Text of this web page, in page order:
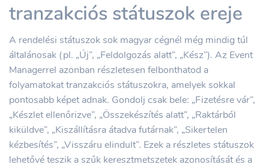
tranzakciós státuszok ereje
A rendelési státuszok sok magyar cégnél még mindig túl
általánosak (pl. „Új”, „Feldolgozás alatt”, „Kész”). Az Event
Managerrel azonban részletesen felbonthatod a
folyamatokat tranzakciós státuszokra, amelyek sokkal
pontosabb képet adnak. Gondolj csak bele: „Fizetésre vár”,
„Készlet ellenőrizve”, „Összekészítés alatt”, „Raktárból
kiküldve”, „Kiszállításra átadva futárnak”, „Sikertelen
kézbesítés”, „Visszáru elindult”. Ezek a részletes státuszok
lehetővé teszik a szűk keresztmetszetek azonosítását és a